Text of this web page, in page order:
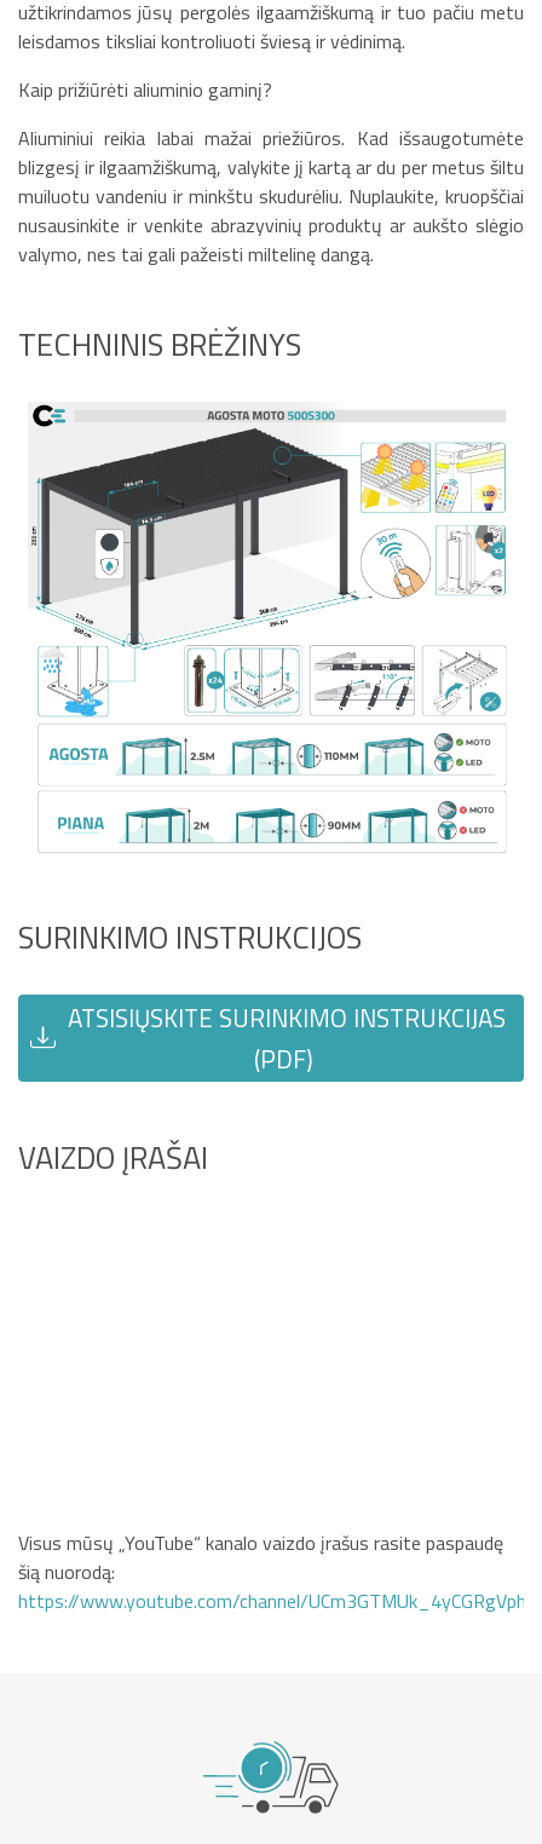
užtikrindamos jūsų pergolės ilgaamžiškumą ir tuo pačiu metu
leisdamos tiksliai kontroliuoti šviesą ir vėdinimą.
Kaip prižiūrėti aliuminio gaminį?
Aliuminiui reikia labai mažai priežiūros. Kad išsaugotumėte
blizgesį ir ilgaamžiškumą, valykite jį kartą ar du per metus šiltu
muiluotu vandeniu ir minkštu skudurėliu. Nuplaukite, kruopščiai
nusausinkite ir venkite abrazyvinių produktų ar aukšto slėgio
valymo, nes tai gali pažeisti miltelinę dangą.
TECHNINIS BRĖŽINYS
SURINKIMO INSTRUKCIJOS
ATSISIŲSKITE SURINKIMO INSTRUKCIJAS
(PDF)
VAIZDO ĮRAŠAI
Visus mūsų „YouTube“ kanalo vaizdo įrašus rasite paspaudę
šią nuorodą:
https://www.youtube.com/channel/